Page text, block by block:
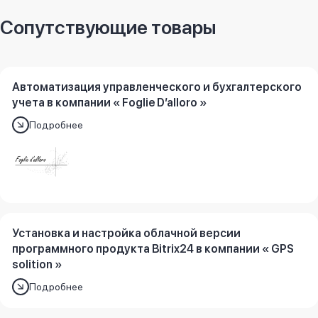
Дата внедрения:Октябрь 2015
Сопутствующие товары
Автоматизация управленческого и бухгалтерского
учета в компании « Foglie D’alloro »
Подробнее
Установка и настройка облачной версии
программного продукта Bitrix24 в компании « GPS
solition »
Подробнее